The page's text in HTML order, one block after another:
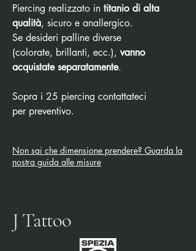
Piercing realizzato in titanio di alta
qualità, sicuro e anallergico.
Se desideri palline diverse
(colorate, brillanti, ecc.), vanno
acquistate separatamente.
Sopra i 25 piercing contattateci
per preventivo.
Non sai che dimensione prendere? Guarda la
nostra guida alle misure
J Tattoo